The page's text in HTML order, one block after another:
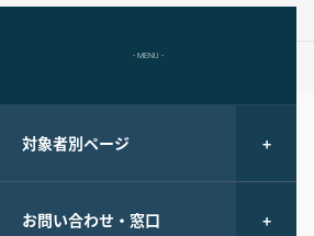
- MENU -
対象者別ページ
お問い合わせ・窓口